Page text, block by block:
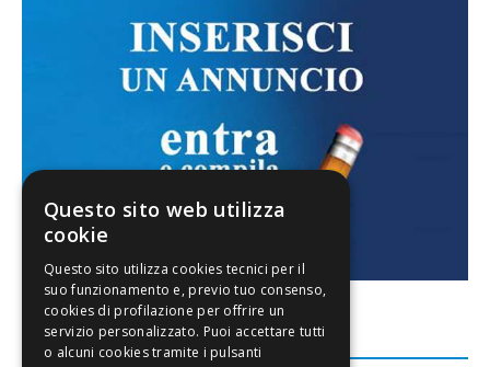
FACEBOOK
Questo sito web utilizza
cookie